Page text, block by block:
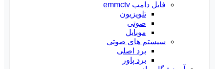
فایل دامپ emmctv
تلویزیون
صوتی
موبایل
سیستم های صوتی
برد اصلی
برد پاور